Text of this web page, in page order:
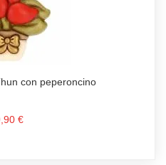
con peperoncino
€